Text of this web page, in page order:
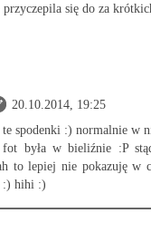
się do za
20.10.2014, 19:25
spodenki :) normalnie w
była w bieliźnie :P
to lepiej nie pokazuję w
:) hihi :)